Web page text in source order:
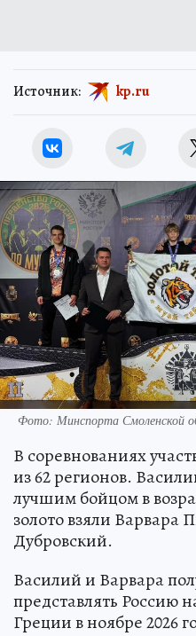
Источник: kp.ru
Фото: Минспорта Смоленской
В соревнованиях
из 62 регионов.
лучшим бойцом в
золото взяли
Дубровский.
Василий и Варвара
представлять Россию
Греции в ноябре 2026